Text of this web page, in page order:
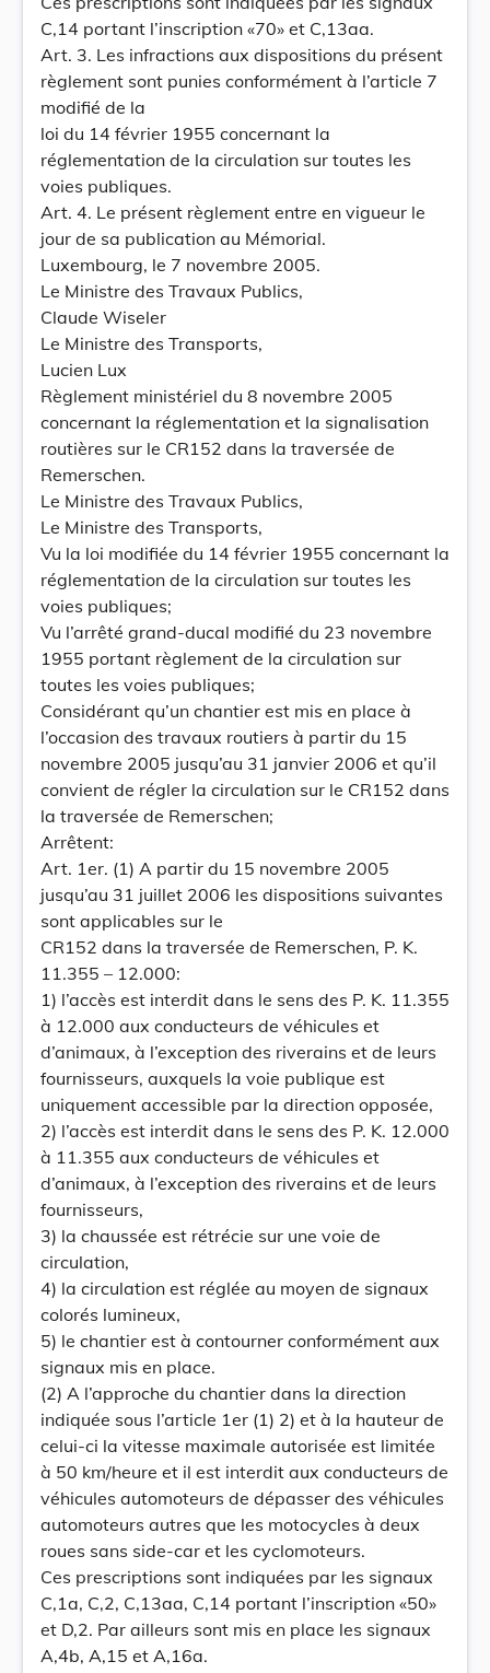
C,14 portant l’inscription «70» et C,13aa.
Art. 3. Les infractions aux dispositions du présent
règlement sont punies conformément à l’article 7
modifié de la
loi du 14 février 1955 concernant la
réglementation de la circulation sur toutes les
voies publiques.
Art. 4. Le présent règlement entre en vigueur le
jour de sa publication au Mémorial.
Luxembourg, le 7 novembre 2005.
Le Ministre des Travaux Publics,
Claude Wiseler
Le Ministre des Transports,
Lucien Lux
Règlement ministériel du 8 novembre 2005
concernant la réglementation et la signalisation
routières sur le CR152 dans la traversée de
Remerschen.
Le Ministre des Travaux Publics,
Le Ministre des Transports,
Vu la loi modifiée du 14 février 1955 concernant la
réglementation de la circulation sur toutes les
voies publiques;
Vu l’arrêté grand-ducal modifié du 23 novembre
1955 portant règlement de la circulation sur
toutes les voies publiques;
Considérant qu’un chantier est mis en place à
l’occasion des travaux routiers à partir du 15
novembre 2005 jusqu’au 31 janvier 2006 et qu’il
convient de régler la circulation sur le CR152 dans
la traversée de Remerschen;
Arrêtent:
Art. 1er. (1) A partir du 15 novembre 2005
jusqu’au 31 juillet 2006 les dispositions suivantes
sont applicables sur le
CR152 dans la traversée de Remerschen, P. K.
11.355 – 12.000:
1) l’accès est interdit dans le sens des P. K. 11.355
à 12.000 aux conducteurs de véhicules et
d’animaux, à l’exception des riverains et de leurs
fournisseurs, auxquels la voie publique est
uniquement accessible par la direction opposée,
2) l’accès est interdit dans le sens des P. K. 12.000
à 11.355 aux conducteurs de véhicules et
d’animaux, à l’exception des riverains et de leurs
fournisseurs,
3) la chaussée est rétrécie sur une voie de
circulation,
4) la circulation est réglée au moyen de signaux
colorés lumineux,
5) le chantier est à contourner conformément aux
signaux mis en place.
(2) A l’approche du chantier dans la direction
indiquée sous l’article 1er (1) 2) et à la hauteur de
celui-ci la vitesse maximale autorisée est limitée
à 50 km/heure et il est interdit aux conducteurs de
véhicules automoteurs de dépasser des véhicules
automoteurs autres que les motocycles à deux
roues sans side-car et les cyclomoteurs.
Ces prescriptions sont indiquées par les signaux
C,1a, C,2, C,13aa, C,14 portant l’inscription «50»
et D,2. Par ailleurs sont mis en place les signaux
A,4b, A,15 et A,16a.